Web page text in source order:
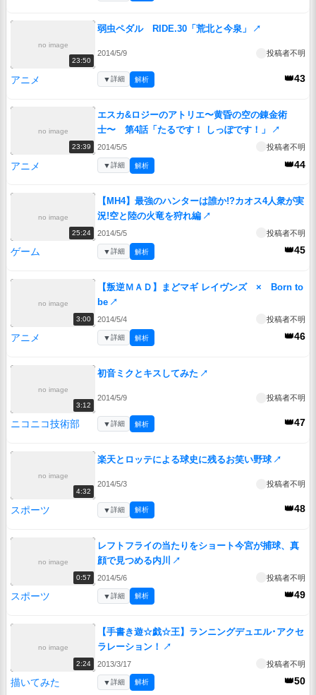
no image
23:50
弱虫ペダル RIDE.30「荒北と今泉」 ↗
2014/5/9 投稿者不明
アニメ 👑43
▼詳細 解析
no image
23:39
エスカ&ロジーのアトリエ〜黄昏の空の錬金術
士〜 第4話「たるです！ しっぽです！」
↗
2014/5/5 投稿者不明
アニメ 👑44
▼詳細 解析
no image
25:24
【MH4】最強のハンターは誰か!?カオス4人衆が実
況!空と陸の火竜を狩れ編 ↗
2014/5/5 投稿者不明
ゲーム 👑45
▼詳細 解析
no image
3:00
【叛逆ＭＡＤ】まどマギ レイヴンズ × Born to
be ↗
2014/5/4 投稿者不明
アニメ 👑46
▼詳細 解析
no image
3:12
初音ミクとキスしてみた ↗
2014/5/9 投稿者不明
ニコニコ技術部 👑47
▼詳細 解析
no image
4:32
楽天とロッテによる球史に残るお笑い野球 ↗
2014/5/3 投稿者不明
スポーツ 👑48
▼詳細 解析
no image
0:57
レフトフライの当たりをショート今宮が捕球、真
顔で見つめる内川
↗
2014/5/6 投稿者不明
スポーツ 👑49
▼詳細 解析
no image
2:24
【手書き遊☆戯☆王】ランニングデュエル･アクセ
ラレーション！
↗
2013/3/17 投稿者不明
描いてみた 👑50
▼詳細 解析